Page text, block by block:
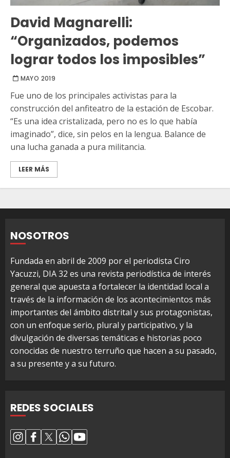
David Magnarelli:
“Organizados, podemos
lograr todos los imposibles”
MAYO 2019
Fue uno de los principales activistas para la
construcción del anfiteatro de la estación de Escobar.
“Es una idea cristalizada, pero no es lo que había
imaginado”, dice, sin pelos en la lengua. Balance de
una lucha ganada a pura militancia.
LEER MÁS
NOSOTROS
Fundada en abril de 2009 por el periodista Ciro
Yacuzzi, DIA 32 es una revista periodística de interés
general que apuesta a fortalecer la identidad local a
través de la información de los acontecimientos más
importantes del ámbito distrital y sus protagonistas,
con un enfoque serio, plural y participativo, y la
divulgación de diversas temáticas e historias poco
conocidas de nuestro terruño que hacen a su pasado,
a su presente y a su futuro.
REDES SOCIALES